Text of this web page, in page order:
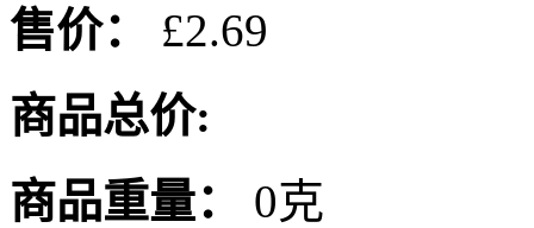
售价：
£2.69
商品总价:
商品重量：
0克